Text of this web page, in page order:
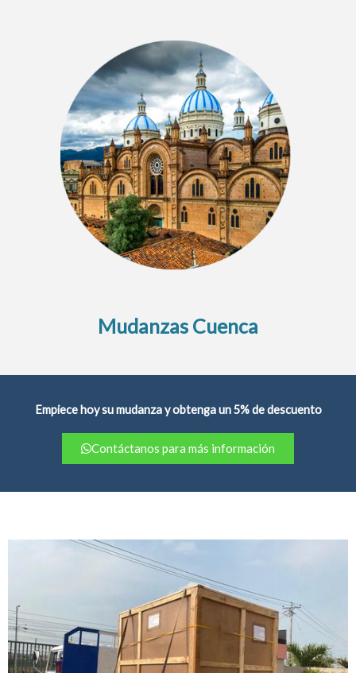
Mudanzas Cuenca
Empiece hoy su mudanza y obtenga un 5% de descuento
Contáctanos para más información